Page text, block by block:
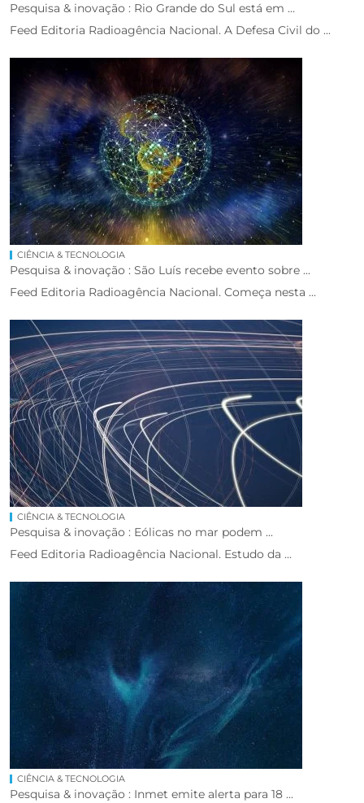
Pesquisa & inovação : Rio Grande do Sul está em ...
Feed Editoria Radioagência Nacional. A Defesa Civil do ...
CIÊNCIA & TECNOLOGIA
Pesquisa & inovação : São Luís recebe evento sobre ...
Feed Editoria Radioagência Nacional. Começa nesta ...
CIÊNCIA & TECNOLOGIA
Pesquisa & inovação : Eólicas no mar podem ...
Feed Editoria Radioagência Nacional. Estudo da ...
CIÊNCIA & TECNOLOGIA
Pesquisa & inovação : Inmet emite alerta para 18 ...